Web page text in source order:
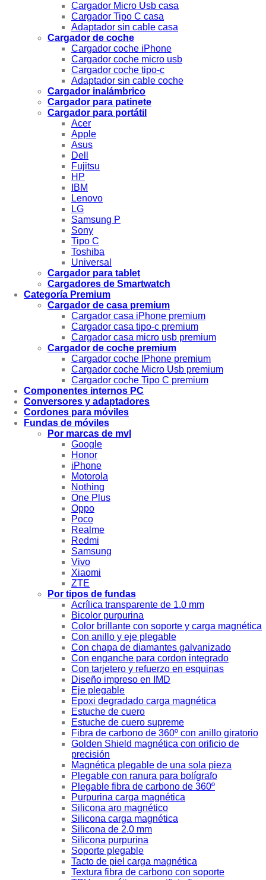
Cargador Micro Usb casa
Cargador Tipo C casa
Adaptador sin cable casa
Cargador de coche
Cargador coche iPhone
Cargador coche micro usb
Cargador coche tipo-c
Adaptador sin cable coche
Cargador inalámbrico
Cargador para patinete
Cargador para portátil
Acer
Apple
Asus
Dell
Fujitsu
HP
IBM
Lenovo
LG
Samsung P
Sony
Tipo C
Toshiba
Universal
Cargador para tablet
Cargadores de Smartwatch
Categoría Premium
Cargador de casa premium
Cargador casa iPhone premium
Cargador casa tipo-c premium
Cargador casa micro usb premium
Cargador de coche premium
Cargador coche IPhone premium
Cargador coche Micro Usb premium
Cargador coche Tipo C premium
Componentes internos PC
Conversores y adaptadores
Cordones para móviles
Fundas de móviles
Por marcas de mvl
Google
Honor
iPhone
Motorola
Nothing
One Plus
Oppo
Poco
Realme
Redmi
Samsung
Vivo
Xiaomi
ZTE
Por tipos de fundas
Acrílica transparente de 1.0 mm
Bicolor purpurina
Color brillante con soporte y carga magnética
Con anillo y eje plegable
Con chapa de diamantes galvanizado
Con enganche para cordon integrado
Con tarjetero y refuerzo en esquinas
Diseño impreso en IMD
Eje plegable
Epoxi degradado carga magnética
Estuche de cuero
Estuche de cuero supreme
Fibra de carbono de 360º con anillo giratorio
Golden Shield magnética con orificio de
precisión
Magnética plegable de una sola pieza
Plegable con ranura para bolígrafo
Plegable fibra de carbono de 360º
Purpurina carga magnética
Silicona aro magnético
Silicona carga magnética
Silicona de 2.0 mm
Silicona purpurina
Soporte plegable
Tacto de piel carga magnética
Textura fibra de carbono con soporte